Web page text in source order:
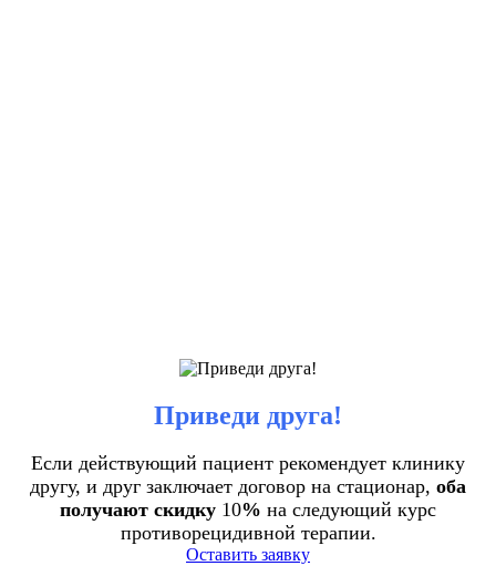
Приведи друга!
Если действующий пациент рекомендует клинику
другу, и друг заключает договор на стационар, оба
получают скидку 10% на следующий курс
противорецидивной терапии.
Оставить заявку